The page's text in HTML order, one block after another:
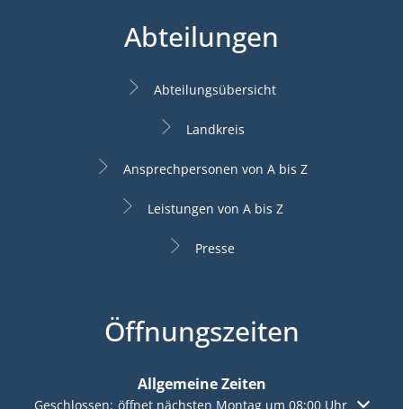
Abteilungen
Abteilungsübersicht
Landkreis
Ansprechpersonen von A bis Z
Leistungen von A bis Z
Presse
Öffnungszeiten
Allgemeine Zeiten
Klicken, um weitere Öffnungs- oder Schließzeiten
Geschlossen: öffnet nächsten Montag um 08:00 Uhr